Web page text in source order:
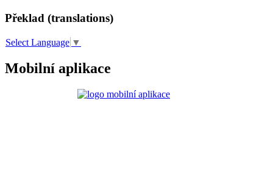
Překlad (translations)
Select Language ▼
Mobilní aplikace